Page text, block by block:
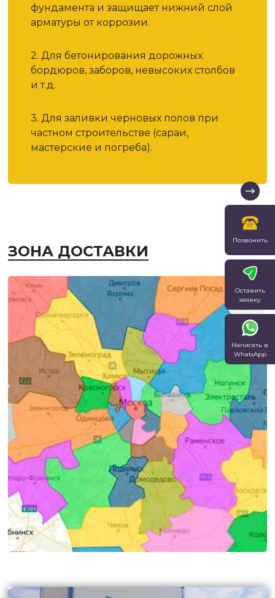
фундамента и защищает нижний слой
арматуры от коррозии.
2. Для бетонирования дорожных
бордюров, заборов, невысоких столбов
и т.д.
3. Для заливки черновых полов при
частном строительстве (сараи,
мастерские и погреба).
ЗОНА ДОСТАВКИ
Позвонить
Оставить
заявку
Написать в
WhatsApp